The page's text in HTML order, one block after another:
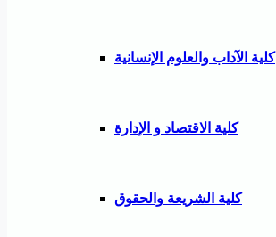
كلية الآداب والعلوم الإنسانية
كلية الاقتصاد و الإدارة
كلية الشريعة والحقوق